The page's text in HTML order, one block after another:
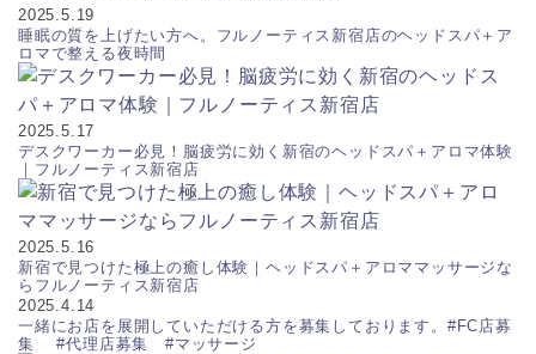
2025.5.19
睡眠の質を上げたい方へ。フルノーティス新宿店のヘッドスパ＋ア
ロマで整える夜時間
2025.5.17
デスクワーカー必見！脳疲労に効く新宿のヘッドスパ＋アロマ体験
｜フルノーティス新宿店
2025.5.16
新宿で見つけた極上の癒し体験｜ヘッドスパ＋アロママッサージな
らフルノーティス新宿店
2025.4.14
一緒にお店を展開していただける方を募集しております。#FC店募
集 #代理店募集 #マッサージ